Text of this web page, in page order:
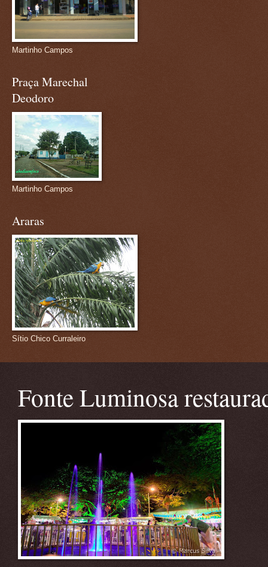
Martinho Campos
Praça Marechal
Deodoro
Martinho Campos
Araras
Sítio Chico Curraleiro
Fonte Luminosa